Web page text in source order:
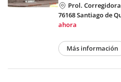
Prol.
76168 Santiago de
ahora
Más información